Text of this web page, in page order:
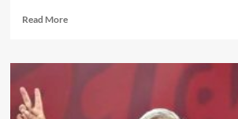
Read MoreRead
La autosuficiencia,